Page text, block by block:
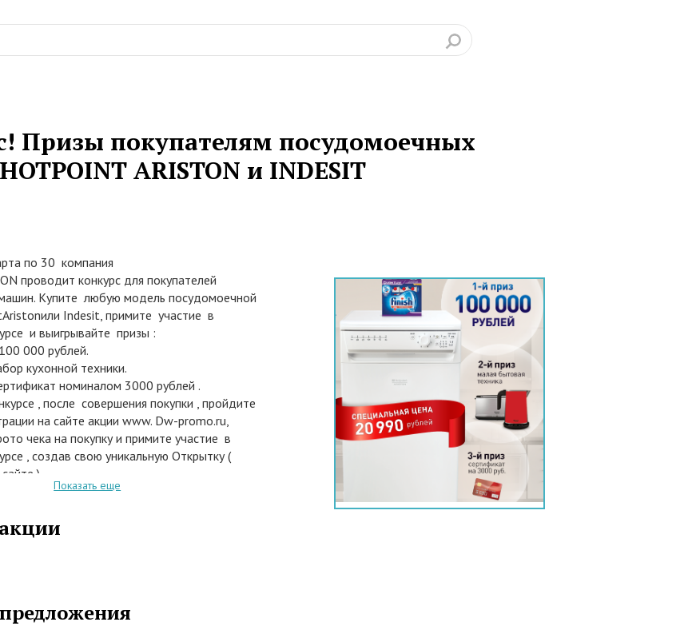
Призы покупателям посудомоечных
ARISTON и INDESIT
по 30 компания
проводит конкурс для покупателей
Купите любую модель посудомоечной
Indesit, примите участие в
и выигрывайте призы :
000 рублей.
кухонной техники.
номиналом 3000 рублей .
, после совершения покупки , пройдите
на сайте акции www. Dw-promo.ru,
чека на покупку и примите участие в
, создав свою уникальную Открытку (
).
для участия в конкурсе нужно не позднее 10
же жюри назовет имена всех победителей.
1 приз -100 000 рублей ; 2 приз – 10
можно купить акционные посудомоечные
Показать еще